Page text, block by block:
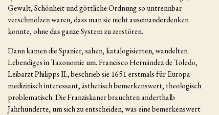
Gewalt, Schönheit und göttliche Ordnung so untrennbar
verschmolzen waren, dass man sie nicht auseinanderdenken
konnte, ohne das ganze System zu zerstören.
Dann kamen die Spanier, sahen, katalogisierten, wandelten
Lebendiges in Taxonomie um. Francisco Hernández de Toledo,
Leibarzt Philipps II., beschrieb sie 1651 erstmals für Europa –
medizinisch interessant, ästhetisch bemerkenswert, theologisch
problematisch. Die Franziskaner brauchten anderthalb
Jahrhunderte, um sich zu entscheiden, was eine bemerkenswert